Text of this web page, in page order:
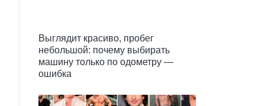
Выглядит красиво, пробег
небольшой: почему выбирать
машину только по одометру —
ошибка